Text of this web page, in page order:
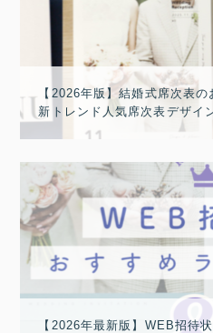
【2026年版】結婚式席次表
新トレンド人気席次表デザイ
【2026年最新版】WEB招待